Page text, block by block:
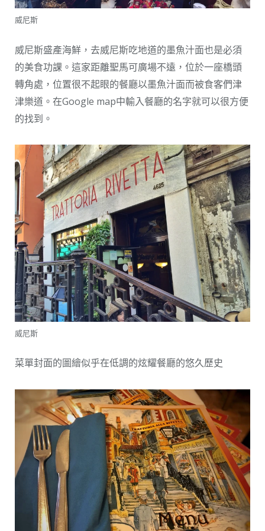
威尼斯
威尼斯盛產海鮮，去威尼斯吃地道的墨魚汁面也是必須
的美食功課。這家距離聖馬可廣場不遠，位於一座橋頭
轉角處，位置很不起眼的餐廳以墨魚汁面而被食客們津
津樂道。在Google map中輸入餐廳的名字就可以很方便
的找到。
威尼斯
菜單封面的圖繪似乎在低調的炫耀餐廳的悠久歷史